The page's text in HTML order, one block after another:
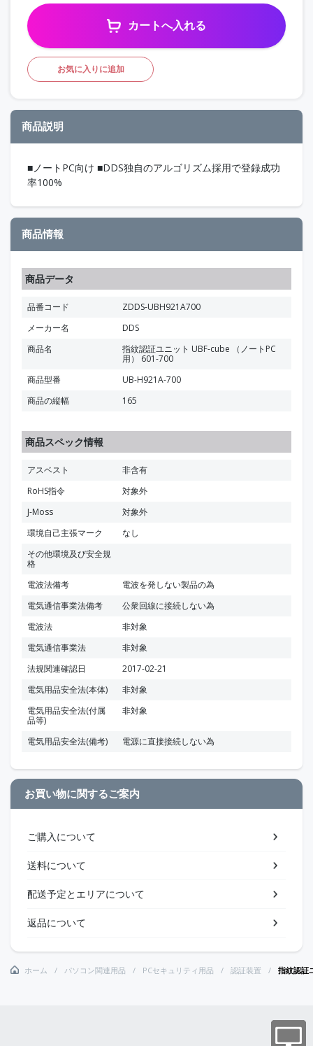
カートへ入れる
お気に入りに追加
商品説明
■ノートPC向け ■DDS独自のアルゴリズム採用で登録成功
率100%
商品情報
商品データ
品番コード
ZDDS-UBH921A700
メーカー名
DDS
商品名
指紋認証ユニット UBF-cube （ノートPC
用） 601-700
商品型番
UB-H921A-700
商品の縦幅
165
商品スペック情報
アスベスト
非含有
RoHS指令
対象外
J-Moss
対象外
環境自己主張マーク
なし
その他環境及び安全規
格
電波法備考
電波を発しない製品の為
電気通信事業法備考
公衆回線に接続しない為
電波法
非対象
電気通信事業法
非対象
法規関連確認日
2017-02-21
電気用品安全法(本体)
非対象
電気用品安全法(付属
品等)
非対象
電気用品安全法(備考) 電源に直接接続しない為
お買い物に関するご案内
ご購入について
送料について
配送予定とエリアについて
返品について
ホーム パソコン関連用品 PCセキュリティ用品 認証装置 指紋認証